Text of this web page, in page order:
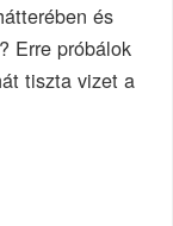
és
Erre próbálok
tiszta vizet a